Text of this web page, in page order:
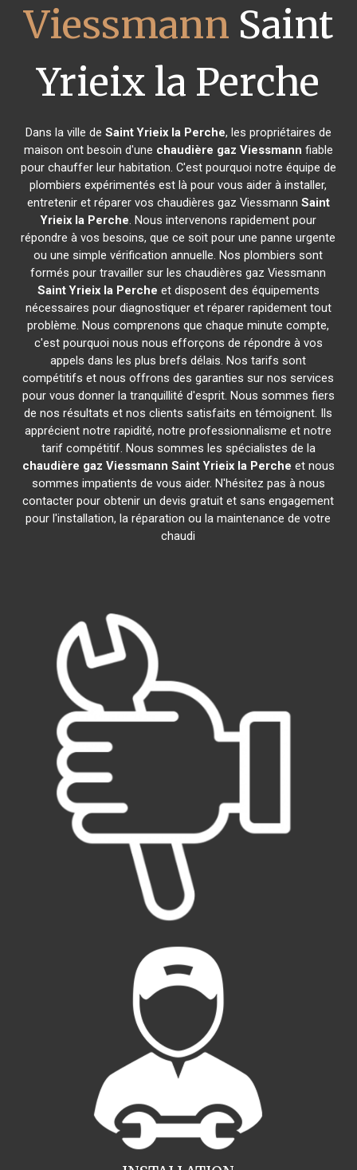
Viessmann Saint
Yrieix la Perche
Dans la ville de Saint Yrieix la Perche, les propriétaires de
maison ont besoin d'une chaudière gaz Viessmann fiable
pour chauffer leur habitation. C'est pourquoi notre équipe de
plombiers expérimentés est là pour vous aider à installer,
entretenir et réparer vos chaudières gaz Viessmann Saint
Yrieix la Perche. Nous intervenons rapidement pour
répondre à vos besoins, que ce soit pour une panne urgente
ou une simple vérification annuelle. Nos plombiers sont
formés pour travailler sur les chaudières gaz Viessmann
Saint Yrieix la Perche et disposent des équipements
nécessaires pour diagnostiquer et réparer rapidement tout
problème. Nous comprenons que chaque minute compte,
c'est pourquoi nous nous efforçons de répondre à vos
appels dans les plus brefs délais. Nos tarifs sont
compétitifs et nous offrons des garanties sur nos services
pour vous donner la tranquillité d'esprit. Nous sommes fiers
de nos résultats et nos clients satisfaits en témoignent. Ils
apprécient notre rapidité, notre professionnalisme et notre
tarif compétitif. Nous sommes les spécialistes de la
chaudière gaz Viessmann Saint Yrieix la Perche et nous
sommes impatients de vous aider. N'hésitez pas à nous
contacter pour obtenir un devis gratuit et sans engagement
pour l'installation, la réparation ou la maintenance de votre
chaudi